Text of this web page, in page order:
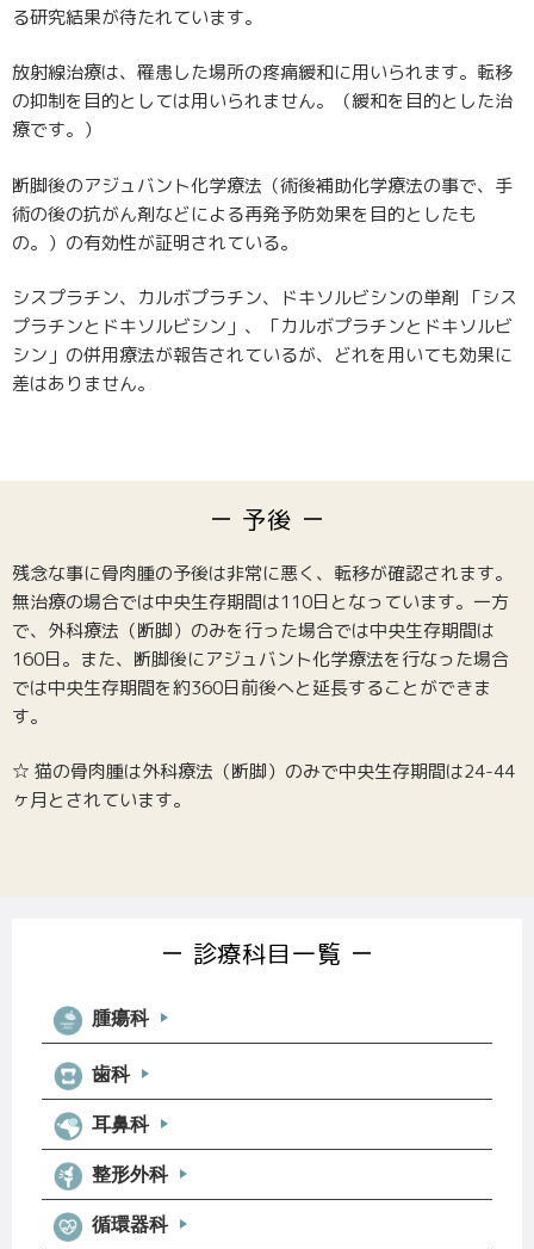
る研究結果が待たれています。
放射線治療は、罹患した場所の疼痛緩和に用いられます。転移
の抑制を目的としては用いられません。（緩和を目的とした治
療です。）
断脚後のアジュバント化学療法（術後補助化学療法の事で、手
術の後の抗がん剤などによる再発予防効果を目的としたも
の。）の有効性が証明されている。
シスプラチン、カルボプラチン、ドキソルビシンの単剤 「シス
プラチンとドキソルビシン」、「カルボプラチンとドキソルビ
シン」の併用療法が報告されているが、どれを用いても効果に
差はありません。
予後
残念な事に骨肉腫の予後は非常に悪く、転移が確認されます。
無治療の場合では中央生存期間は110日となっています。一方
で、外科療法（断脚）のみを行った場合では中央生存期間は
160日。また、断脚後にアジュバント化学療法を行なった場合
では中央生存期間を約360日前後へと延長することができま
す。
☆ 猫の骨肉腫は外科療法（断脚）のみで中央生存期間は24-44
ヶ月とされています。
診療科目一覧
腫瘍科
乳腺腫瘍
犬・猫のリンパ腫
犬・猫の肥満細胞腫
泌尿器・肛門に発生する悪性腫瘍
犬の組織球増殖性疾患（犬の組織球肉腫）
犬の血管肉腫
甲状腺腫瘍
歯科
耳鼻科
整形外科
循環器科